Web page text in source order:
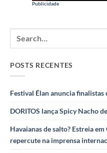
Publicidade
POSTS RECENTES
Festival Élan anuncia finalistas
DORITOS lança Spicy Nacho
Havaianas de salto? Estreia
repercute na imprensa